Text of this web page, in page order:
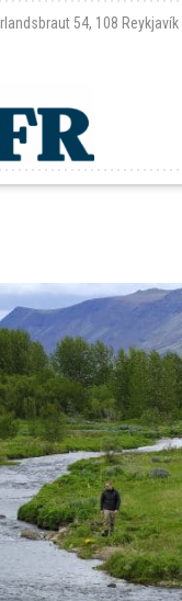
54, 108 Reykjavík